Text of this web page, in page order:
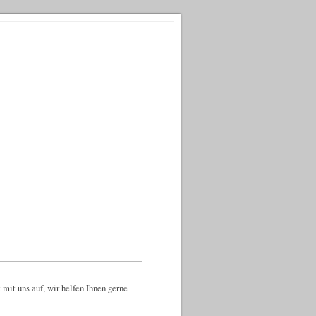
uns auf, wir helfen Ihnen gerne